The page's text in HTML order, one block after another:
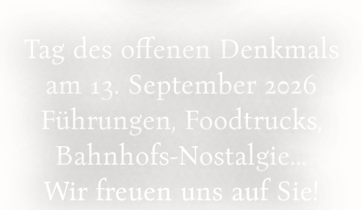
Tag des offenen Denkmals
am 13. September 2026
Führungen, Foodtrucks,
Bahnhofs-Nostalgie...
Wir freuen uns auf Sie!